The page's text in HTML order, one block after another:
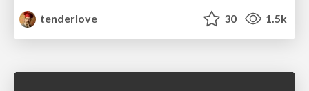
tenderlove
30 1.5k